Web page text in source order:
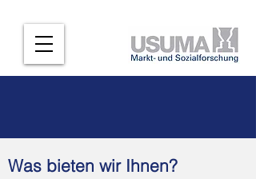
Was bieten wir Ihnen?